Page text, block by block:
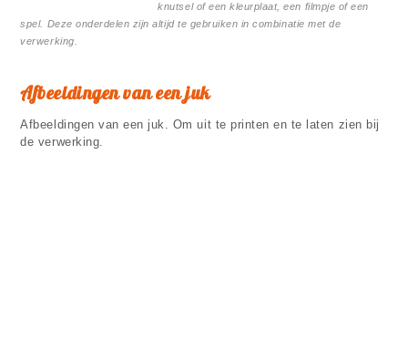
knutsel of een kleurplaat, een filmpje of een
spel. Deze onderdelen zijn altijd te gebruiken in combinatie met de
verwerking.
Afbeeldingen van een juk
Afbeeldingen van een juk. Om uit te printen en te laten zien bij
de verwerking.